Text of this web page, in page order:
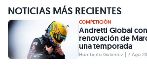
NOTICIAS MÁS RECIENTES
COMPETICIÓN
Andretti Global
renovación de
una temporada
Humberto Gutiérrez | 7 Ago